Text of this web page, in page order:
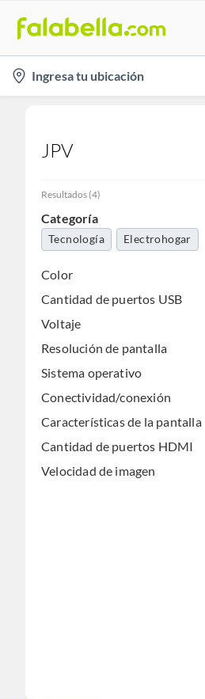
location-
icon
Ingresa tu ubicación
JPV
Resultados (4)
Categoría
Tecnología Electrohogar
Color
Cantidad de puertos USB
Voltaje
Resolución de pantalla
Sistema operativo
Conectividad/conexión
Características de la pantalla
Cantidad de puertos HDMI
Velocidad de imagen